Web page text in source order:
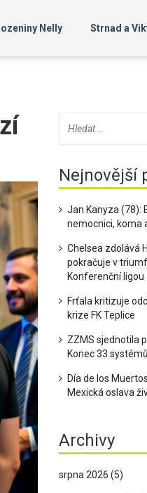
Nelly Strnad a
Nejnovější
Jan Kanyza (78):
nemocnici, koma
Chelsea zdolává
pokračuje v
Konferenční ligou
Frťala kritizuje
krize FK Teplice
ZZMS sjednotila
Konec 33
Día de los
Mexická oslava
Archivy
srpna 2026 (5)